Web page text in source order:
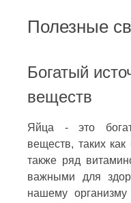
Полезные
Богатый
веществ
Яйца - это
веществ, таких
также ряд
важными для
нашему